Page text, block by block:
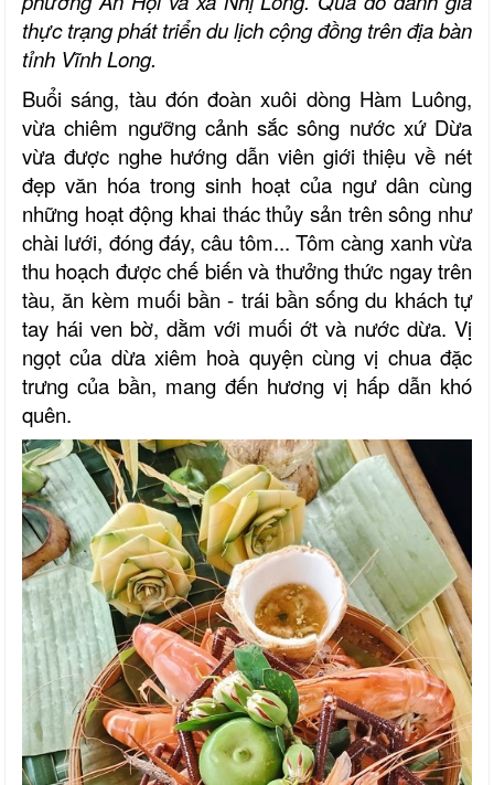
thực trạng phát triển dulịch cộng đồng trên địa bàn
tỉnh Vĩnh Long.
Buổi sáng, tàu đón đoàn xuôi dòng Hàm Luông,
vừa chiêm ngưỡng cảnh sắc sông nước xứ Dừa
vừa được nghe hướng dẫn viên giới thiệu về nét
đẹp văn hóa trong sinh hoạt của ngư dân cùng
những hoạt động khai thác thủy sản trên sông như
chài lưới, đóng đáy, câu tôm... Tôm càng xanh vừa
thu hoạch được chế biến và thưởng thức ngay trên
tàu, ăn kèm muối bần - trái bần sống du khách tự
tay hái ven bờ, dằm với muối ớt và nước dừa. Vị
ngọt của dừa xiêm hoà quyện cùng vị chua đặc
trưng của bần, mang đến hương vị hấp dẫn khó
quên.